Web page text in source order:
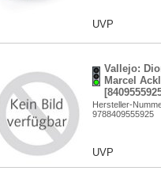
UVP
Vallejo:
Marcel
Hersteller-
9788409555925
UVP